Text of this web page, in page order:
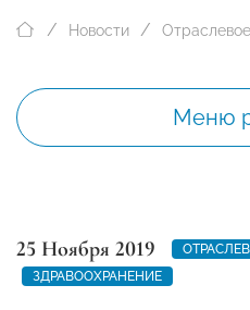
Новости
Меню
25 Ноября 2019
ЗДРАВООХРАНЕНИЕ